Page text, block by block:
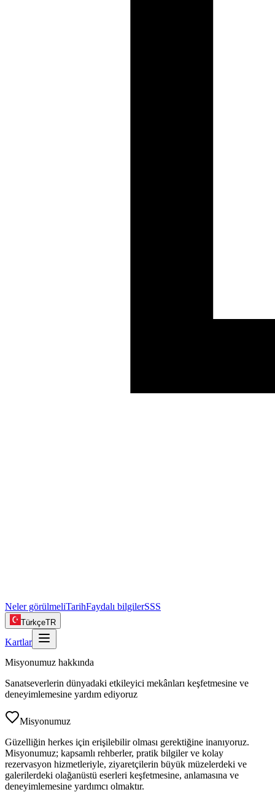
Neler görülmeliTarihFaydalı bilgilerSSS
TürkçeTR
Kartlar
Misyonumuz hakkında
Sanatseverlerin dünyadaki etkileyici mekânları keşfetmesine ve
deneyimlemesine yardım ediyoruz
Misyonumuz
Güzelliğin herkes için erişilebilir olması gerektiğine inanıyoruz.
Misyonumuz; kapsamlı rehberler, pratik bilgiler ve kolay
rezervasyon hizmetleriyle, ziyaretçilerin büyük müzelerdeki ve
galerilerdeki olağanüstü eserleri keşfetmesine, anlamasına ve
deneyimlemesine yardımcı olmaktır.